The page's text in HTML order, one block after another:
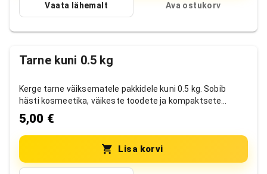
Vaata lähemalt Ava ostukorv
Tarne kuni 0.5 kg
Kerge tarne väiksematele pakkidele kuni 0.5 kg. Sobib
hästi kosmeetika, väikeste toodete ja kompaktsete
tellimuste jaoks.
5,00 €
Lisa korvi